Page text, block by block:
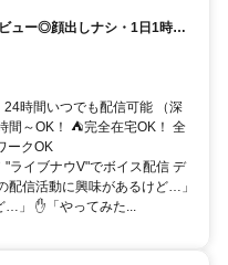
ュー◎顔出しナシ・1日1時間
時間いつでも配信可能 （深
間～OK！ ⛺完全在宅OK！ 全
ークOK
"ライブナウV"でボイス配信 デ
配信活動に興味があるけど…」
…」 ✋「やってみた...